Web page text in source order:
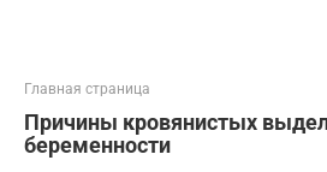
Главная страница
Причины кровянистых
беременности